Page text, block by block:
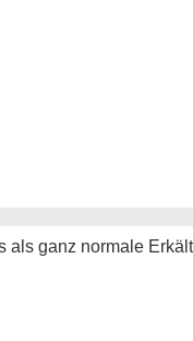
als ganz normale